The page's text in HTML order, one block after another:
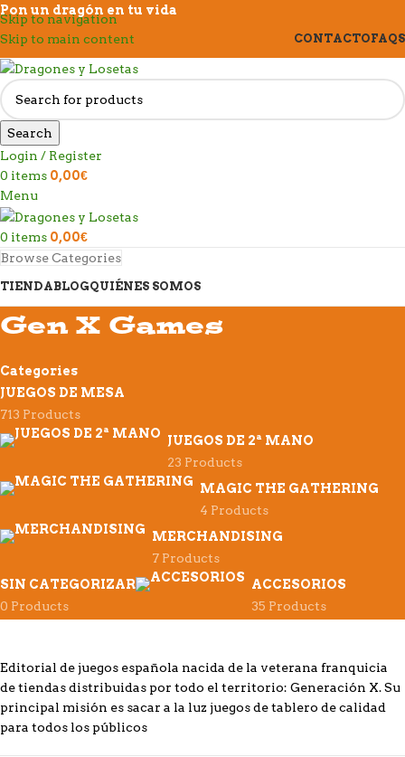
Skip to navigation
Skip to main content
Pon un dragón en tu vida
CONTACTOFAQS
Search
Login / Register
0 items 0,00€
Menu
0 items 0,00€
Browse Categories
TIENDABLOGQUIÉNES SOMOS
Gen X Games
Categories
JUEGOS DE MESA
713 Products
JUEGOS DE 2ª MANO
23 Products
MAGIC THE GATHERING
4 Products
MERCHANDISING
7 Products
SIN CATEGORIZAR
0 Products
ACCESORIOS
35 Products
Editorial de juegos española nacida de la veterana franquicia
de tiendas distribuidas por todo el territorio: Generación X. Su
principal misión es sacar a la luz juegos de tablero de calidad
para todos los públicos